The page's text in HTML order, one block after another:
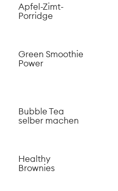
Apfel-Zimt-
Porridge
Green Smoothie
Power
Bubble Tea
selber machen
Healthy
Brownies